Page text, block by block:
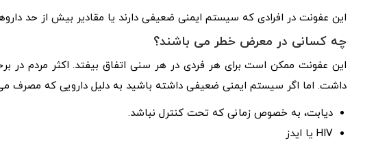
این عفونت در افرادی که سیستم ایمنی ضعیفی دارند یا مقادیر بیش از حد
چه کسانی در معرض خطر می باشند؟
این عفونت ممکن است برای هر فردی در هر سنی اتفاق بیفتد. اکثر مردم در
داشت. اما اگر سیستم ایمنی ضعیفی داشته باشید به دلیل دارویی که مصرف می
دیابت، به خصوص زمانی که تحت کنترل نباشد.
HIV یا ایدز